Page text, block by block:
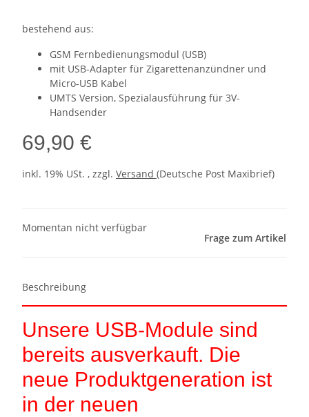
bestehend aus:
GSM Fernbedienungsmodul (USB)
mit USB-Adapter für Zigarettenanzündner und
Micro-USB Kabel
UMTS Version, Spezialausführung für 3V-
Handsender
69,90 €
inkl. 19% USt. , zzgl. Versand (Deutsche Post Maxibrief)
Momentan nicht verfügbar
Frage zum Artikel
Beschreibung
Unsere USB-Module sind
bereits ausverkauft. Die
neue Produktgeneration ist
in der neuen